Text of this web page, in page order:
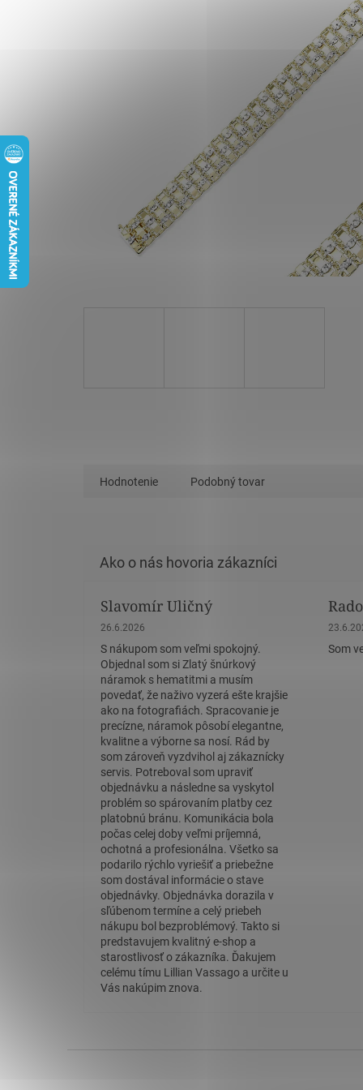
Hodnotenie Podobný tovar
Slavomír Uličný
Hodnotenie obchodu je 5 z 5 hviezdičiek.
26.6.2026
S nákupom som veľmi spokojný.
Objednal som si Zlatý šnúrkový
náramok s hematitmi a musím
povedať, že naživo vyzerá ešte krajšie
ako na fotografiách. Spracovanie je
precízne, náramok pôsobí elegantne,
kvalitne a výborne sa nosí. Rád by
som zároveň vyzdvihol aj zákaznícky
servis. Potreboval som upraviť
objednávku a následne sa vyskytol
problém so spárovaním platby cez
platobnú bránu. Komunikácia bola
počas celej doby veľmi príjemná,
ochotná a profesionálna. Všetko sa
podarilo rýchlo vyriešiť a priebežne
som dostával informácie o stave
objednávky. Objednávka dorazila v
sľúbenom termíne a celý priebeh
nákupu bol bezproblémový. Takto si
predstavujem kvalitný e-shop a
starostlivosť o zákazníka. Ďakujem
celému tímu Lillian Vassago a určite u
Vás nakúpim znova.
Som